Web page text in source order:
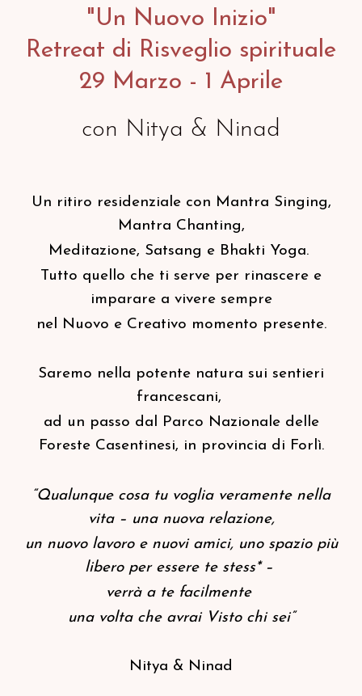
"Un Nuovo Inizio"
Retreat di Risveglio spirituale
29 Marzo - 1 Aprile
con Nitya & Ninad
Un ritiro residenziale con Mantra Singing,
Mantra Chanting,
Meditazione, Satsang e Bhakti Yoga.
Tutto quello che ti serve per rinascere e
imparare a vivere sempre
nel Nuovo e Creativo momento presente.
Saremo nella potente natura sui sentieri
francescani,
ad un passo dal Parco Nazionale delle
Foreste Casentinesi, in provincia di Forlì.
“Qualunque cosa tu voglia veramente nella
vita – una nuova relazione,
un nuovo lavoro e nuovi amici, uno spazio più
libero per essere te stess* –
verrà a te facilmente
una volta che avrai Visto chi sei”
Nitya & Ninad